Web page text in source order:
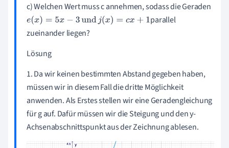
c) Welchen Wert muss c annehmen, sodass die Geraden
e(x)= 5x- 3undj( x)=cx+1
parallel
zueinander liegen?
Lösung
1. Da wir keinen bestimmten Abstand gegeben haben,
müssen wir in diesem Fall die dritte Möglichkeit
anwenden. Als Erstes stellen wir eine Geradengleichung
für g auf. Dafür müssen wir die Steigung und den y-
Achsenabschnittspunkt aus der Zeichnung ablesen.